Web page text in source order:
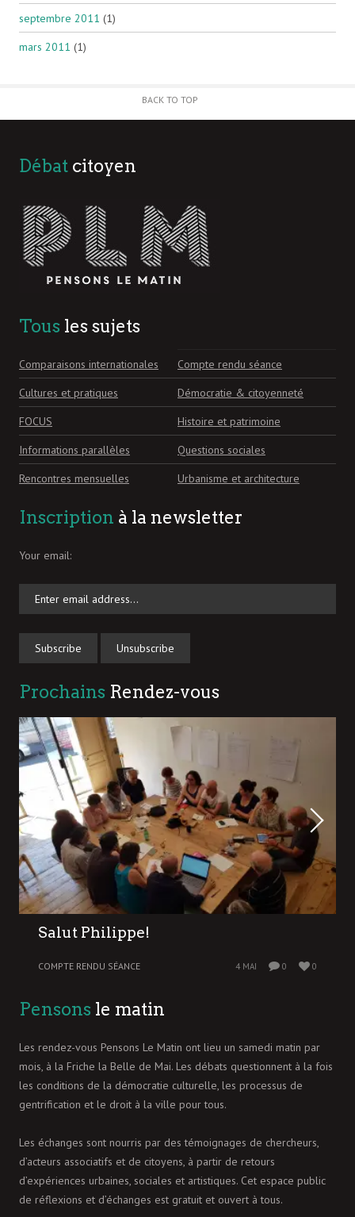
septembre 2011 (1)
mars 2011 (1)
BACK TO TOP
Débat citoyen
Tous les sujets
Comparaisons internationales
Compte rendu séance
Cultures et pratiques
Démocratie & citoyenneté
FOCUS
Histoire et patrimoine
Informations parallèles
Questions sociales
Rencontres mensuelles
Urbanisme et architecture
Inscription à la newsletter
Your email:
Prochains Rendez-vous
Salut Philippe!
COMPTE RENDU SÉANCE 4 MAI 0 0
Pensons le matin
Les rendez-vous Pensons Le Matin ont lieu un samedi matin par
mois, à la Friche la Belle de Mai. Les débats questionnent à la fois
les conditions de la démocratie culturelle, les processus de
gentrification et le droit à la ville pour tous.
Les échanges sont nourris par des témoignages de chercheurs,
d’acteurs associatifs et de citoyens, à partir de retours
d’expériences urbaines, sociales et artistiques. Cet espace public
de réflexions et d’échanges est gratuit et ouvert à tous.